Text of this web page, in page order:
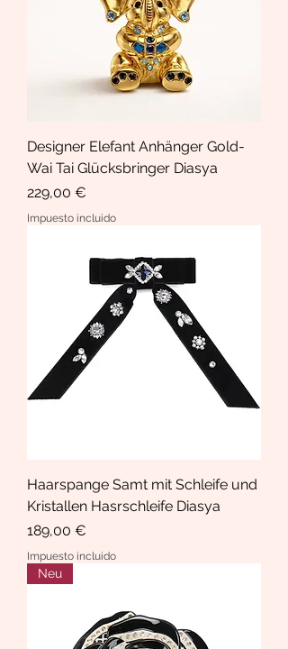
Designer Elefant Anhänger Gold-
Wai Tai Glücksbringer Diasya
Precio
229,00 €
Impuesto incluido
Haarspange Samt mit Schleife und
Kristallen Hasrschleife Diasya
Precio
189,00 €
Impuesto incluido
Neu